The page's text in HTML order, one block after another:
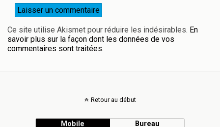
Ce site utilise Akismet pour réduire les indésirables. En
savoir plus sur la façon dont les données de vos
commentaires sont traitées.
Retour au début
Mobile Bureau